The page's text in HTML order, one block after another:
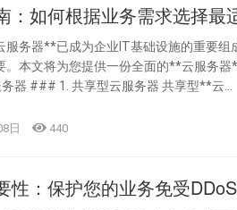
：如何根据业务需求选择最
务器**已成为企业IT基础设施的重要
本文将为您提供一份全面的**云服务
## 了解不同类型的云服务器 ### 1. 共享型云服务器 共享型**云...
日 440
性：保护您的业务免受